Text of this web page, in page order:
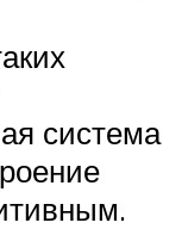
система